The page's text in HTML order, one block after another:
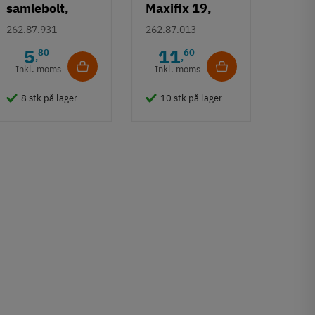
samlebolt,
borehul Ø 5mm
262.87.931
5,80
Inkl. moms
8 stk på lager
Maxifix 19,
krydskærv
262.87.013
11,60
Inkl. moms
10 stk på lager